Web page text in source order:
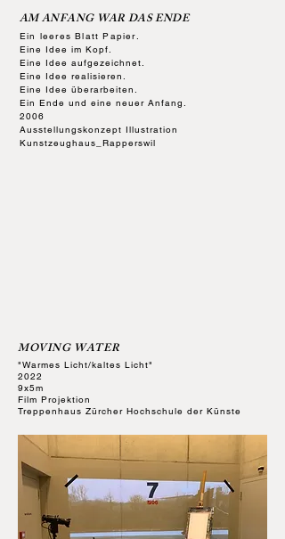
AM ANFANG WAR DAS ENDE
Ein leeres Blatt Papier.
​Eine Idee im Kopf.
Eine Idee aufgezeichnet.
Eine Idee realisieren.
Eine Idee überarbeiten.
Ein Ende und eine neuer Anfang.
2006
Ausstellungskonzept Illustration
Kunstzeughaus_Rapperswil
MOVING WATER
"Warmes Licht/kaltes Licht"
2022
9x5m
Film Projektion
Treppenhaus Zürcher Hochschule der Künste